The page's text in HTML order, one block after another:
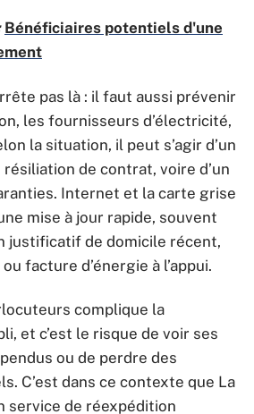
Bénéficiaires potentiels d'une
pas là : il faut aussi prévenir
les fournisseurs d’électricité,
la situation, il peut s’agir d’un
de contrat, voire d’un
Internet et la carte grise
mise à jour rapide, souvent
justificatif de domicile récent,
facture d’énergie à l’appui.
complique la
et c’est le risque de voir ses
ou de perdre des
C’est dans ce contexte que La
service de réexpédition